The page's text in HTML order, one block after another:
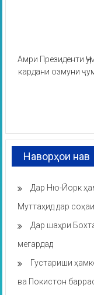
Амри Президенти
кардани озмуни
Наворҳои нав
Дар Ню-Йорк
Муттаҳид дар
Дар шаҳри
мегардад
Густариши
ва Покистон